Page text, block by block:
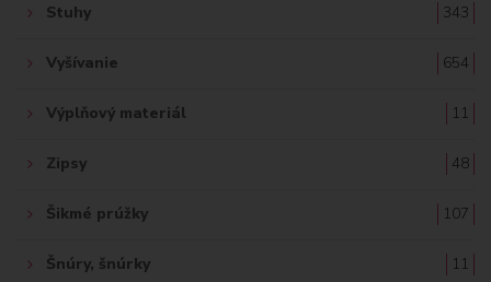
Stuhy 343
Vyšívanie 654
Výplňový materiál 11
Zipsy 48
Šikmé prúžky 107
Šnúry, šnúrky 11